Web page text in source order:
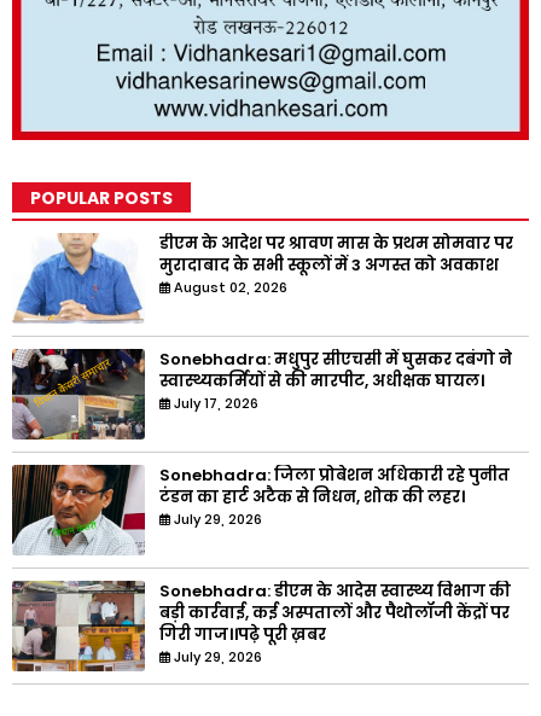
POPULAR POSTS
डीएम के आदेश पर श्रावण मास के प्रथम सोमवार पर
मुरादाबाद के सभी स्कूलों में 3 अगस्त को अवकाश
August 02, 2026
Sonebhadra: मधुपुर सीएचसी में घुसकर दबंगो ने
स्वास्थ्यकर्मियों से की मारपीट, अधीक्षक घायल।
July 17, 2026
Sonebhadra: जिला प्रोबेशन अधिकारी रहे पुनीत
टंडन का हार्ट अटैक से निधन, शोक की लहर।
July 29, 2026
Sonebhadra: डीएम के आदेस स्वास्थ्य विभाग की
बड़ी कार्रवाई, कई अस्पतालों और पैथोलॉजी केंद्रों पर
गिरी गाज।।पढ़े पूरी ख़बर
July 29, 2026